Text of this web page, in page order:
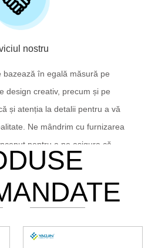
nostru
bazează în egală măsură pe
design creativ, precum și pe
și atenția la detalii pentru a vă
Ne mândrim cu furnizarea
pentru a ne asigura că vă
consecvent. Ne monitorizăm
consecvent ca fiind reperul din
să vă ajutăm.